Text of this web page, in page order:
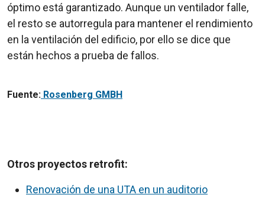
óptimo está garantizado. Aunque un ventilador falle,
el resto se autorregula para mantener el rendimiento
en la ventilación del edificio, por ello se dice que
están hechos a prueba de fallos.
Fuente: Rosenberg GMBH
Otros proyectos retrofit:
Renovación de una UTA en un auditorio